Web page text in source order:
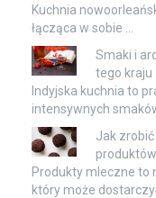
Kuchnia
łącząca w sobie …
Smaki i
tego kraju
Indyjska kuchnia to
intensywnych
Jak
Produkty mleczne to
który może